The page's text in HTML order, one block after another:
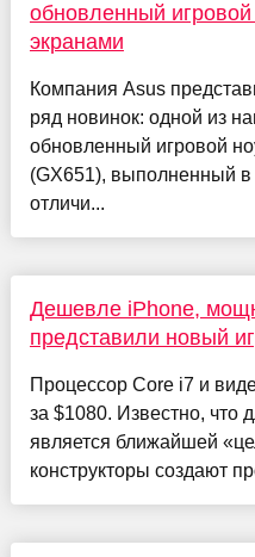
обновленный игровой
экранами
Компания Asus
ряд новинок: одной из
обновленный игровой
(GX651), выполненный
отличи...
Дешевле iPhone,
представили новый
Процессор Core i7 и
за $1080. Известно, что
является ближайшей
конструкторы создают